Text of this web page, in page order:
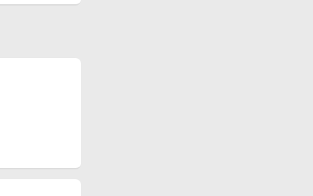
が主な理
す。
る制度で